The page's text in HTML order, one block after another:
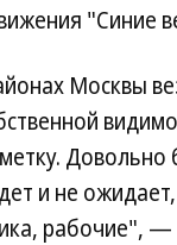
"Синие
Москвы
и не
рабочие", —